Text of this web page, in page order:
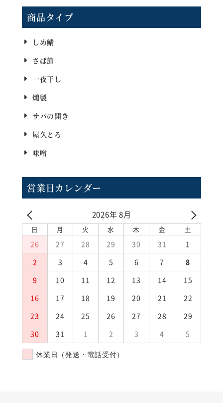
商品タイプ
しめ鯖
さば節
一夜干し
燻製
サバの開き
屋久とろ
味噌
営業日カレンダー
2026年 8月
日 月 火 水 木 金 土
26 27 28 29 30 31
1
2
3 4 5 6 7
8
9
10 11 12 13 14
15
16
17 18 19 20 21
22
23
24 25 26 27 28
29
30
31 1 2 3 4 5
休業日（発送・電話受付）